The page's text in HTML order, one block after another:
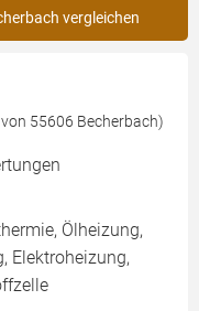
vergleichen
55606 Becherbach)
Ölheizung,
Elektroheizung,